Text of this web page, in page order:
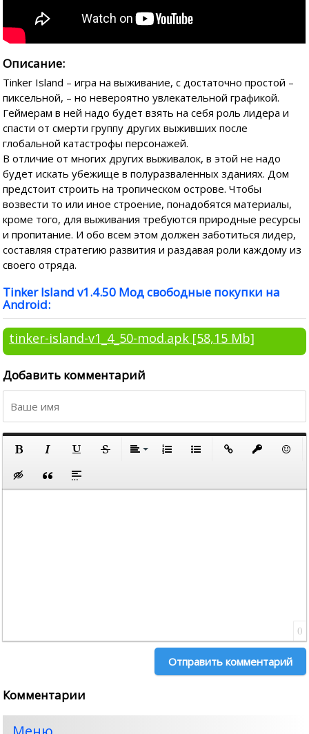
Описание:
Tinker Island – игра на выживание, с достаточно простой –
пиксельной, – но невероятно увлекательной графикой.
Геймерам в ней надо будет взять на себя роль лидера и
спасти от смерти группу других выживших после
глобальной катастрофы персонажей.
В отличие от многих других выживалок, в этой не надо
будет искать убежище в полуразваленных зданиях. Дом
предстоит строить на тропическом острове. Чтобы
возвести то или иное строение, понадобятся материалы,
кроме того, для выживания требуются природные ресурсы
и пропитание. И обо всем этом должен заботиться лидер,
составляя стратегию развития и раздавая роли каждому из
своего отряда.
Tinker Island v1.4.50 Мод свободные покупки на
Android:
tinker-island-v1_4_50-mod.apk [58,15 Mb]
Добавить комментарий
Полужирный Подчеркнутый
По левому краю
По правому краю
Вставка скрытого текста
Вставка цитаты
Вставка спойлера
0
Отправить комментарий
Комментарии